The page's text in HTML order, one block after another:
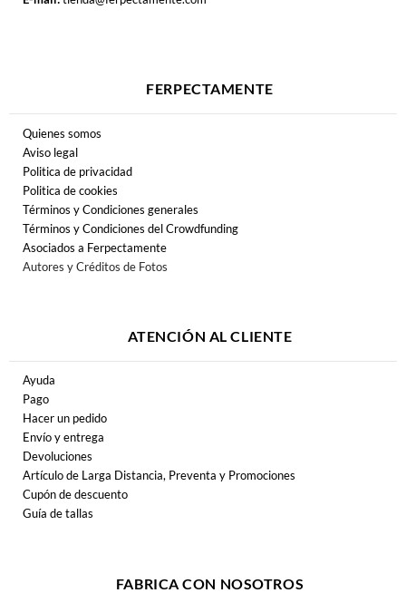
FERPECTAMENTE
Quienes somos
Aviso legal
Politica de privacidad
Politica de cookies
Términos y Condiciones generales
Términos y Condiciones del Crowdfunding
Asociados a Ferpectamente
Autores y Créditos de Fotos
ATENCIÓN AL CLIENTE
Ayuda
Pago
Hacer un pedido
Envío y entrega
Devoluciones
Artículo de Larga Distancia, Preventa y Promociones
Cupón de descuento
Guía de tallas
FABRICA CON NOSOTROS